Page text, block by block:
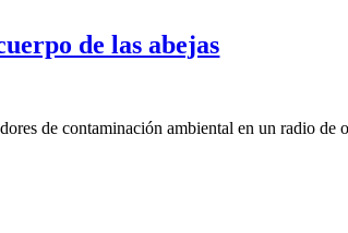
de las abejas
de contaminación ambiental en un radio